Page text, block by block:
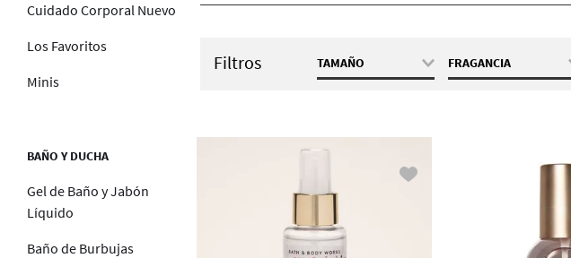
Cuidado Corporal Nuevo
Los Favoritos
Minis
BAÑO Y DUCHA
Gel de Baño y Jabón
Líquido
Baño de Burbujas
Filtros
FRAGANCIA
Japanese Cherry
TAMAÑO
mL
4.9 fl oz / 145